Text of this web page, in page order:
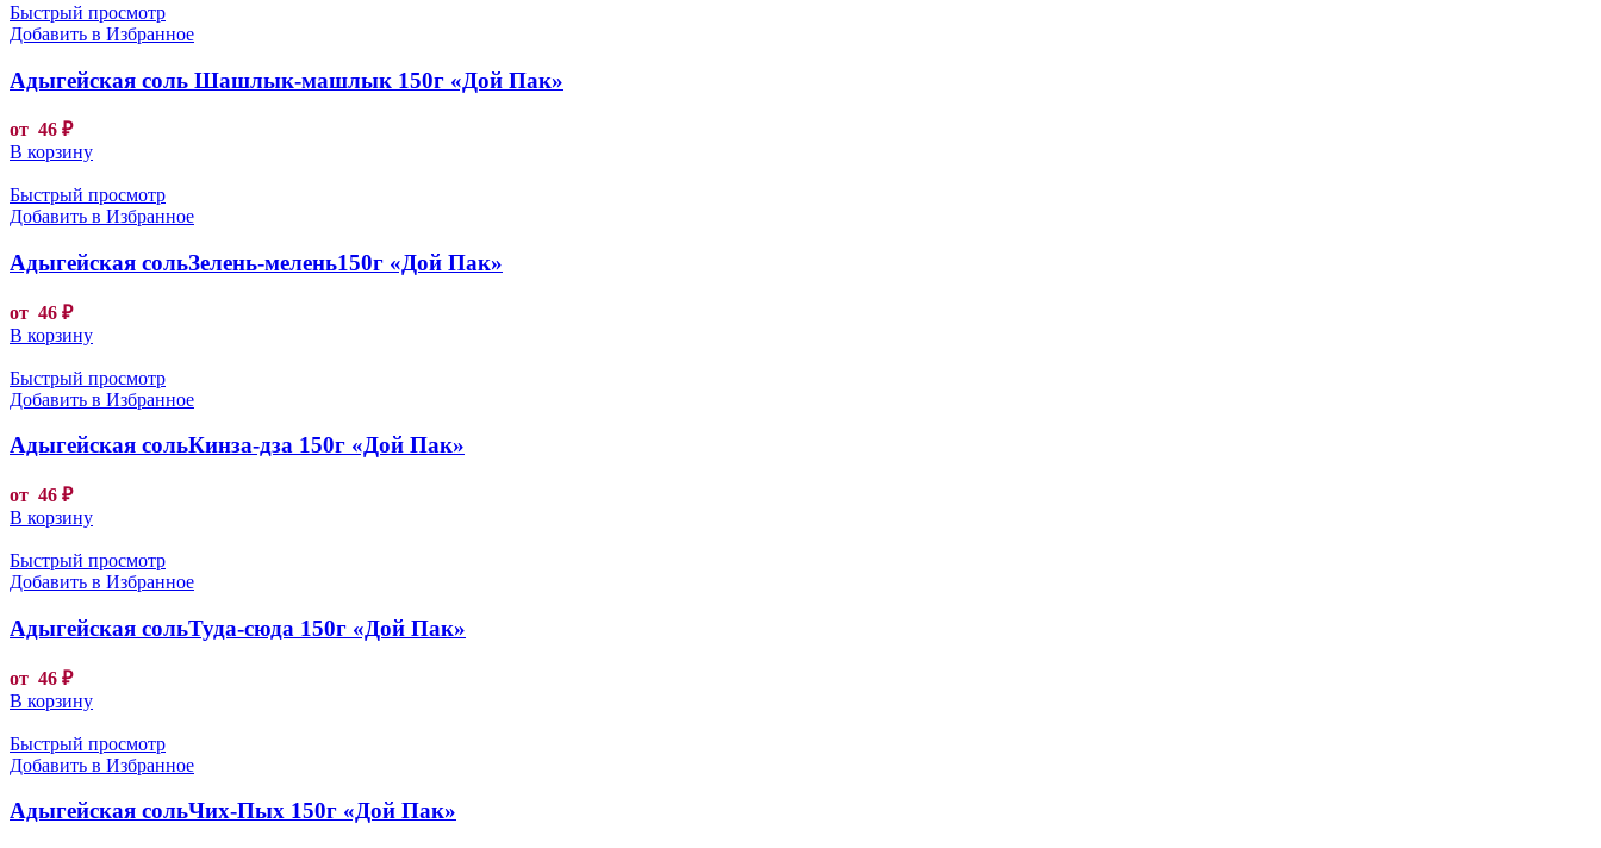
Быстрый просмотр
Добавить в Избранное
Адыгейская соль Шашлык-машлык 150г «Дой Пак»
от 46 ₽
В корзину
Быстрый просмотр
Добавить в Избранное
Адыгейская сольЗелень-мелень150г «Дой Пак»
от 46 ₽
В корзину
Быстрый просмотр
Добавить в Избранное
Адыгейская сольКинза-дза 150г «Дой Пак»
от 46 ₽
В корзину
Быстрый просмотр
Добавить в Избранное
Адыгейская сольТуда-сюда 150г «Дой Пак»
от 46 ₽
В корзину
Быстрый просмотр
Добавить в Избранное
Адыгейская сольЧих-Пых 150г «Дой Пак»